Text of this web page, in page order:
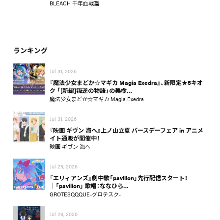
BLEACH 千年血戦篇
ランキング
Jul 31, 2026
『魔法少女まどか☆マギカ Magia Exedra』、新限定★5キオ
ク 「[新編]叛逆の物語」の美樹…
魔法少女まどか☆マギカ Magia Exedra
Jul 31, 2026
『映画 ギヴン 海へ』上ノ山立夏 バースデーフェア in アニメ
イト通販が開催中！
映画 ギヴン 海へ
Jul 29, 2026
『エリィアンズ』劇中歌「pavilion」先行配信スタート！
│「pavilion」 歌唱：ななひら…
GROTESQQQUE-グロテスク-
Jul 29, 2026